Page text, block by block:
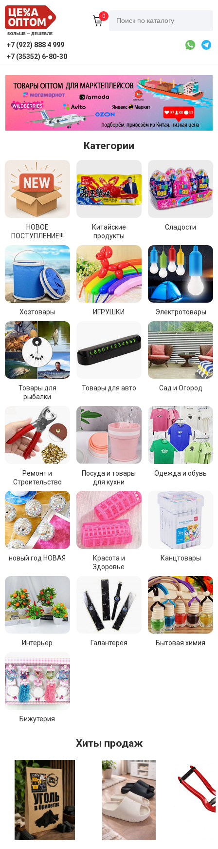
0
+7 (922) 888 4 999
+7 (35352) 6-80-30
Категории
НОВОЕ
ПОСТУПЛЕНИЕ!!!
Китайские
продукты
Сладости
Хозтовары ИГРУШКИ Электротовары
Товары для
рыбалки
Товары для авто Сад и Огород
Ремонт и
Строительство
Посуда и товары
для кухни
Одежда и обувь
новый год НОВАЯ
Красота и
Здоровье
Канцтовары
Интерьер Галантерея Бытовая химия
Бижутерия
Хиты продаж